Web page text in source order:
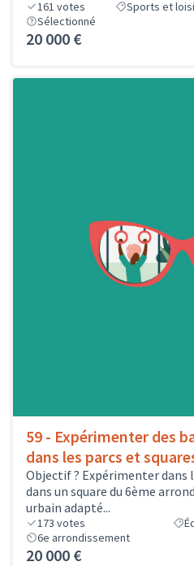
161 votes Sports et
Sélectionné
20 000 €
59 - Expérimenter des
dans les parcs et
Objectif ? Expérimenter dans
dans un square du 6ème
urbain adapté...
173 votes
6e arrondissement
20 000 €